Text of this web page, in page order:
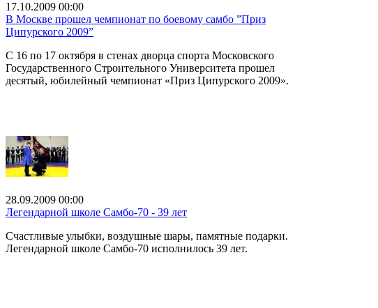
17.10.2009 00:00
В Москве прошел чемпионат по боевому самбо ”Приз
Ципурского 2009”
С 16 по 17 октября в стенах дворца спорта Московского
Государственного Строительного Университета прошел
десятый, юбилейный чемпионат «Приз Ципурского 2009».
28.09.2009 00:00
Легендарной школе Самбо-70 - 39 лет
Счастливые улыбки, воздушные шары, памятные подарки.
Легендарной школе Самбо-70 исполнилось 39 лет.